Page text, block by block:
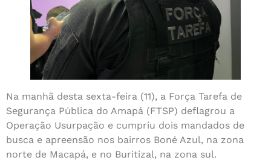
Na manhã desta sexta-feira (11), a Força Tarefa de
Segurança Pública do Amapá (FTSP) deflagrou a
Operação Usurpação e cumpriu dois mandados de
busca e apreensão nos bairros Boné Azul, na zona
norte de Macapá, e no Buritizal, na zona sul.